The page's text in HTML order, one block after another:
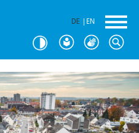
DE EN